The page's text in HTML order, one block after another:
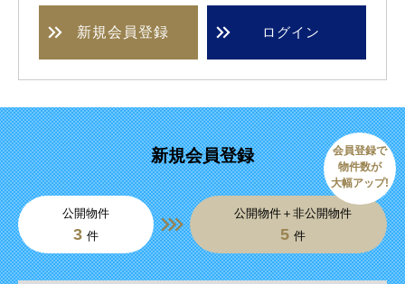
新規会員登録 ログイン
新規会員登録
公開物件
3 件
公開物件＋非公開物件
5 件
会員登録で
物件数が
大幅アップ!